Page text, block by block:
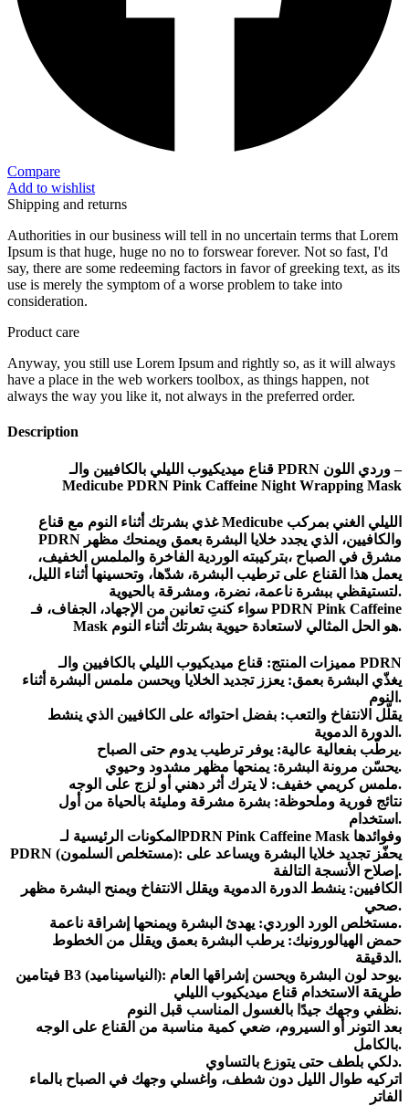
Compare
Add to wishlist
Shipping and returns
Authorities in our business will tell in no uncertain terms that Lorem
Ipsum is that huge, huge no no to forswear forever. Not so fast, I'd
say, there are some redeeming factors in favor of greeking text, as its
use is merely the symptom of a worse problem to take into
consideration.
Product care
Anyway, you still use Lorem Ipsum and rightly so, as it will always
have a place in the web workers toolbox, as things happen, not
always the way you like it, not always in the preferred order.
Description
قناع ميديكيوب الليلي بالكافيين والـ PDRN وردي اللون –
Medicube PDRN Pink Caffeine Night Wrapping Mask
غذي بشرتك أثناء النوم مع قناع Medicube الليلي الغني بمركب
PDRN والكافيين، الذي يجدد خلايا البشرة بعمق ويمنحك مظهر
مشرق في الصباح ،بتركيبته الوردية الفاخرة والملمس الخفيف،
يعمل هذا القناع على ترطيب البشرة، شدّها، وتحسينها أثناء الليل،
لتستيقظي ببشرة ناعمة، نضرة، ومشرقة بالحيوية.
سواء كنتِ تعانين من الإجهاد، الجفاف، فـ PDRN Pink Caffeine
Mask هو الحل المثالي لاستعادة حيوية بشرتك أثناء النوم.
مميزات المنتج: قناع ميديكيوب الليلي بالكافيين والـ PDRN
يغذّي البشرة بعمق: يعزز تجديد الخلايا ويحسن ملمس البشرة أثناء
النوم.
يقلّل الانتفاخ والتعب: بفضل احتوائه على الكافيين الذي ينشط
الدورة الدموية.
يرطّب بفعالية عالية: يوفر ترطيب يدوم حتى الصباح.
يحسّن مرونة البشرة: يمنحها مظهر مشدود وحيوي.
ملمس كريمي خفيف: لا يترك أثر دهني أو لزج على الوجه.
نتائج فورية وملحوظة: بشرة مشرقة ومليئة بالحياة من أول
استخدام.
المكونات الرئيسية لـPDRN Pink Caffeine Mask وفوائدها
PDRN (مستخلص السلمون): يحفّز تجديد خلايا البشرة ويساعد على
إصلاح الأنسجة التالفة.
الكافيين: ينشط الدورة الدموية ويقلل الانتفاخ ويمنح البشرة مظهر
صحي.
مستخلص الورد الوردي: يهدئ البشرة ويمنحها إشراقة ناعمة.
حمض الهيالورونيك: يرطب البشرة بعمق ويقلل من الخطوط
الدقيقة.
فيتامين B3 (النياسيناميد): يوحد لون البشرة ويحسن إشراقها العام.
طريقة الاستخدام قناع ميديكيوب الليلي
نظّفي وجهك جيدًا بالغسول المناسب قبل النوم.
بعد التونر أو السيروم، ضعي كمية مناسبة من القناع على الوجه
بالكامل.
دلكي بلطف حتى يتوزع بالتساوي.
اتركيه طوال الليل دون شطف، واغسلي وجهك في الصباح بالماء
الفاتر